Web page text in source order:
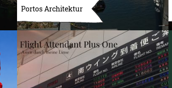
Portos Architektur